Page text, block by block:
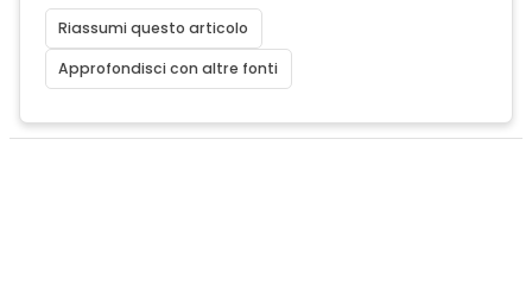
Riassumi questo articolo
Approfondisci con altre fonti